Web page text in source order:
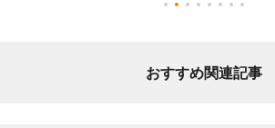
おすすめ関連記事